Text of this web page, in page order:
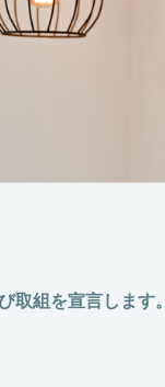
取組を宣言します。